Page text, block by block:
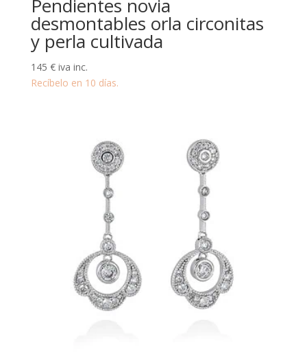
Pendientes novia
desmontables orla circonitas
y perla cultivada
145 € iva inc.
Recíbelo en 10 días.